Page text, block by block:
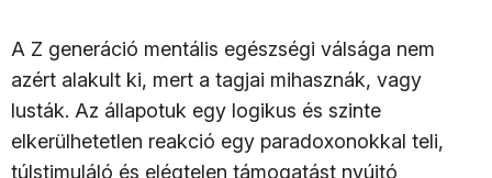
A Z generáció mentális egészségi válsága nem
azért alakult ki, mert a tagjai mihasznák, vagy
lusták. Az állapotuk egy logikus és szinte
elkerülhetetlen reakció egy paradoxonokkal teli,
túlstimuláló és elégtelen támogatást nyújtó